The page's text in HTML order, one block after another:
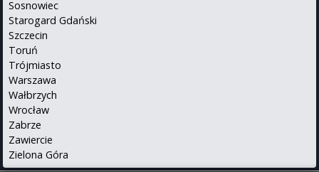
Sosnowiec
Starogard Gdański
Szczecin
Toruń
Trójmiasto
Warszawa
Wałbrzych
Wrocław
Zabrze
Zawiercie
Zielona Góra